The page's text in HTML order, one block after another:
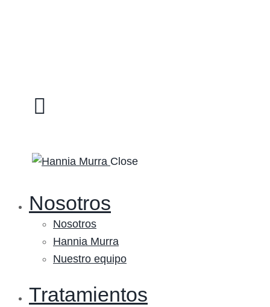
Close
Nosotros
Nosotros
Hannia Murra
Nuestro equipo
Tratamientos